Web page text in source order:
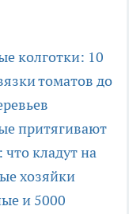
колготки: 10
томатов до
притягивают
что кладут на
хозяйки
и 5000